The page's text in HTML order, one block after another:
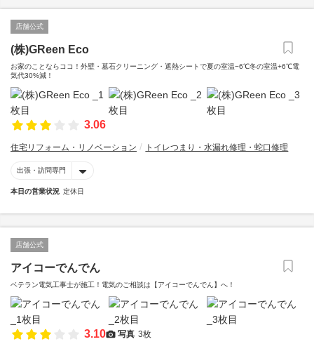
店舗公式
(株)GReen Eco
お家のことならココ！外壁・墓石クリーニング・遮熱シートで夏の室温−6℃冬の室温+6℃電
気代30%減！
3.06
住宅リフォーム・リノベーション トイレつまり・水漏れ修理・蛇口修理
出張・訪問専門
本日の営業状況 定休日
店舗公式
アイコーでんでん
ベテラン電気工事士が施工！電気のご相談は【アイコーでんでん】へ！
3.10 写真 3枚